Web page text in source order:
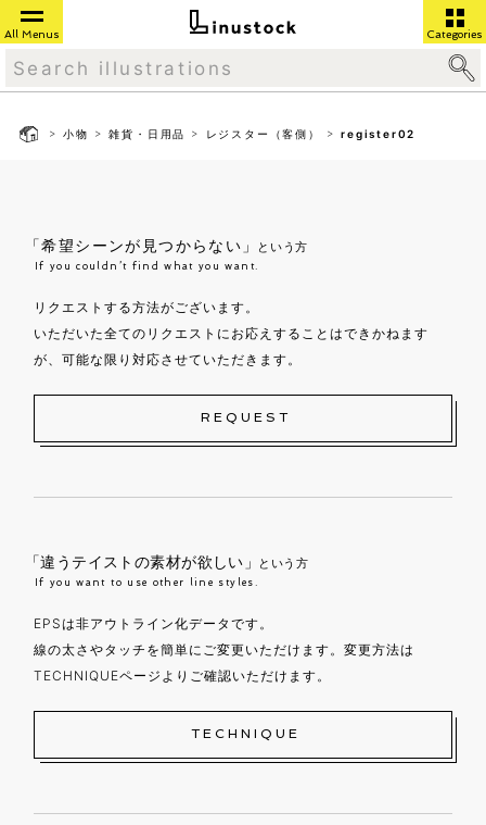
All Menus Categories
>小物 >雑貨・日用品 > レジスター（客側） >register02
「希望シーンが見つからない」 という方
If you couldn’t find what you want.
リクエストする方法がございます。
いただいた全てのリクエストにお応えすることはできかねます
が、可能な限り対応させていただきます。
REQUEST
「違うテイストの素材が欲しい」 という方
If you want to use other line styles.
EPSは非アウトライン化データです。
線の太さやタッチを簡単にご変更いただけます。変更方法は
TECHNIQUEページよりご確認いただけます。
TECHNIQUE